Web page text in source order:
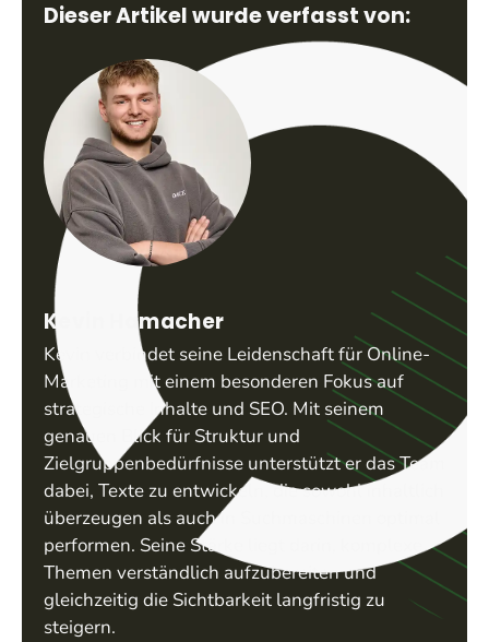
Dieser Artikel wurde verfasst von:
Kevin Hamacher
Kevin verbindet seine Leidenschaft für Online-
Marketing mit einem besonderen Fokus auf
strategische Inhalte und SEO. Mit seinem
genauen Blick für Struktur und
Zielgruppenbedürfnisse unterstützt er das Team
dabei, Texte zu entwickeln, die sowohl inhaltlich
überzeugen als auch in Suchmaschinen optimal
performen. Seine Stärke liegt darin, komplexe
Themen verständlich aufzubereiten und
gleichzeitig die Sichtbarkeit langfristig zu
steigern.